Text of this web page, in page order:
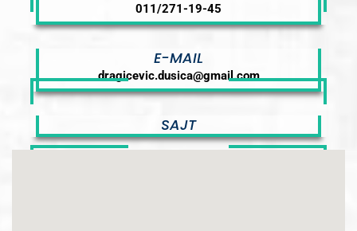
011/271-19-45
E-MAIL
dragicevic.dusica@gmail.com
SAJT